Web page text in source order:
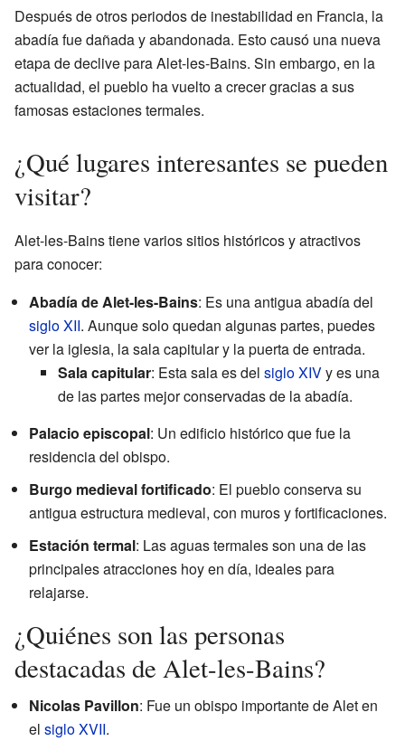
Después de otros periodos de inestabilidad en Francia, la
abadía fue dañada y abandonada. Esto causó una nueva
etapa de declive para Alet-les-Bains. Sin embargo, en la
actualidad, el pueblo ha vuelto a crecer gracias a sus
famosas estaciones termales.
¿Qué lugares interesantes se pueden
visitar?
Alet-les-Bains tiene varios sitios históricos y atractivos
para conocer:
Abadía de Alet-les-Bains: Es una antigua abadía del
siglo XII. Aunque solo quedan algunas partes, puedes
ver la iglesia, la sala capitular y la puerta de entrada.
Sala capitular: Esta sala es del siglo XIVy es una
de las partes mejor conservadas de la abadía.
Palacio episcopal: Un edificio histórico que fue la
residencia del obispo.
Burgo medieval fortificado: El pueblo conserva su
antigua estructura medieval, con muros y fortificaciones.
Estación termal: Las aguas termales son una de las
principales atracciones hoy en día, ideales para
relajarse.
¿Quiénes son las personas
destacadas de Alet-les-Bains?
Nicolas Pavillon: Fue un obispo importante de Alet en
el siglo XVII.